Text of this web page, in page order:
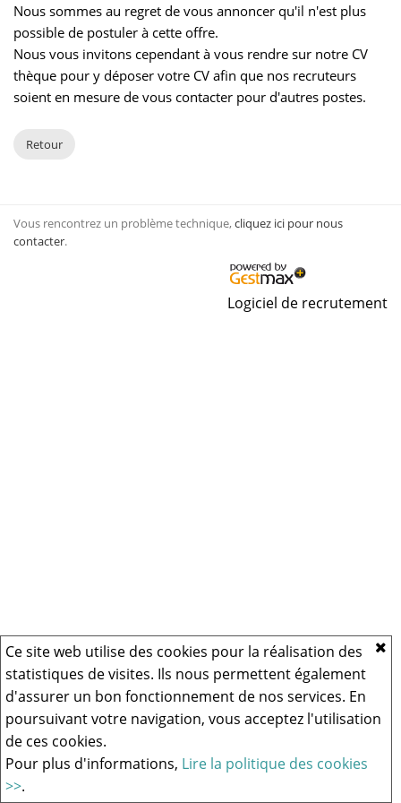
Ce site web utilise des cookies pour la réalisation des
statistiques de visites. Ils nous permettent également
d'assurer un bon fonctionnement de nos services. En
poursuivant votre navigation, vous acceptez l'utilisation
de ces cookies.
Pour plus d'informations, Lire la politique des cookies
>>.
Nous sommes au regret de vous annoncer qu'il n'est plus
possible de postuler à cette offre.
Nous vous invitons cependant à vous rendre sur notre CV
thèque pour y déposer votre CV afin que nos recruteurs
soient en mesure de vous contacter pour d'autres postes.
Retour
Vous rencontrez un problème technique,cliquez ici pour nous
contacter.
Logiciel de recrutement